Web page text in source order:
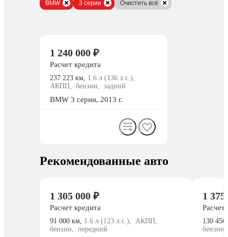
BMW 3 серии Очистить всё
1 240 000 ₽
Расчет кредита
237 223 км, 1.6 л (136 л.с.),
АКПП, бензин, задний
BMW 3 серии, 2013 г.
Рекомендованные авто
1 305 000 ₽
Расчет кредита
91 000 км, 1.6 л (123 л.с.), АКПП,
бензин, передний
1
Расчет
130